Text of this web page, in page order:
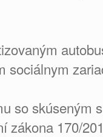
sociálnym
so skúseným
zákona 170/